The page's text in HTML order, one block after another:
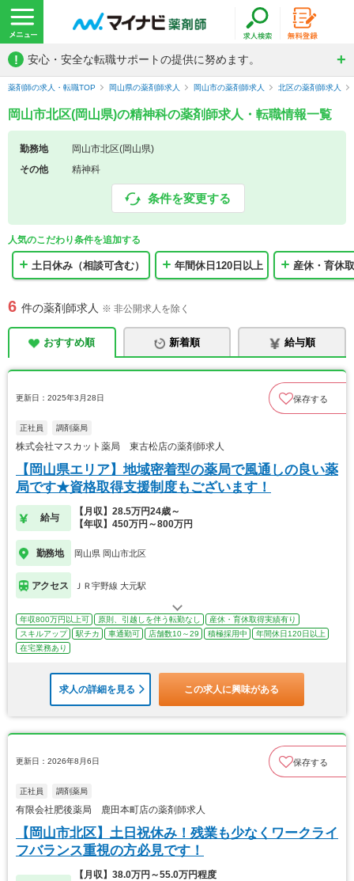
! 安心・安全な転職サポートの提供に努めます。
薬剤師の求人・転職TOP 岡山県の薬剤師求人 岡山市の薬剤師求人 北区の薬剤師求人
岡山市北区(岡山県)の精神科の薬剤師求人・転職情報一覧
勤務地
岡山市北区(岡山県)
その他
精神科
条件を変更する
人気のこだわり条件を追加する
土日休み（相談可含む） 年間休日120日以上 産休・育休
6 件の薬剤師求人 ※ 非公開求人を除く
おすすめ順 新着順 給与順
更新日：2025年3月28日 保存する
正社員 調剤薬局
株式会社マスカット薬局 東古松店の薬剤師求人
【岡山県エリア】地域密着型の薬局で風通しの良い薬
局です★資格取得支援制度もございます！
給与
【月収】28.5万円24歳～
【年収】450万円～800万円
勤務地 岡山県 岡山市北区
アクセス ＪＲ宇野線 大元駅
年収800万円以上可 原則、引越しを伴う転勤なし
産休・育休取得実績有り
スキルアップ
駅チカ 車通勤可 店舗数10～29 積極採用中
年間休日120日以上
在宅業務あり
求人の詳細を見る この求人に興味がある
更新日：2026年8月6日 保存する
正社員 調剤薬局
有限会社肥後薬局 鹿田本町店の薬剤師求人
【岡山市北区】土日祝休み！残業も少なくワークライ
フバランス重視の方必見です！
【月収】38.0万円～55.0万円程度